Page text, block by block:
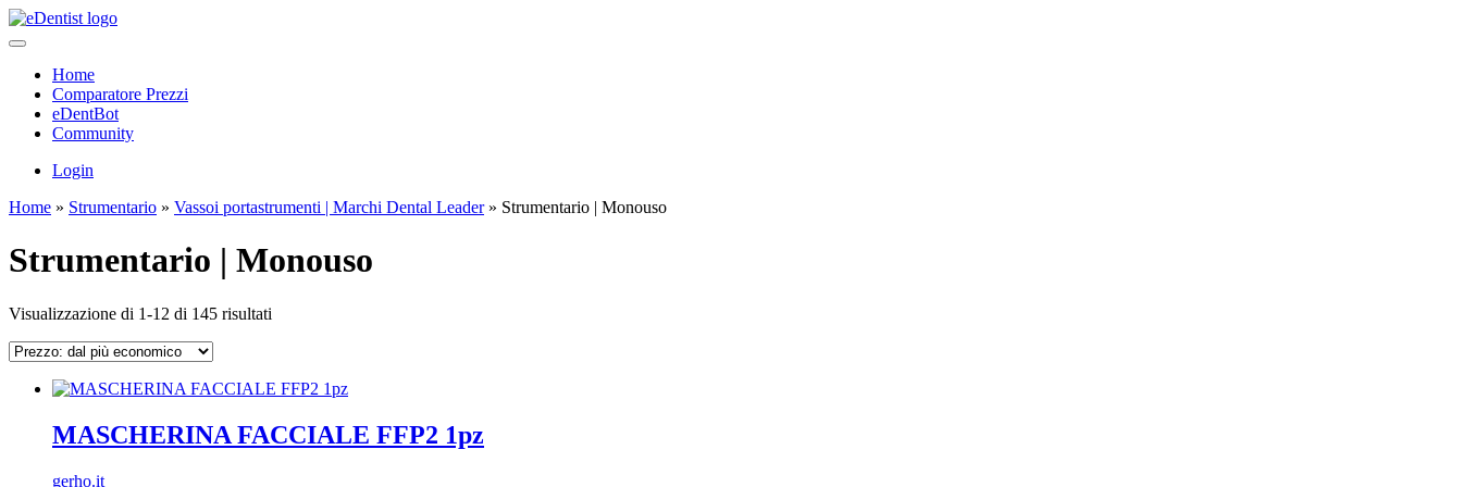
Home
Comparatore Prezzi
eDentBot
Community
Login
Home » Strumentario » Vassoi portastrumenti | Marchi Dental Leader» Strumentario | Monouso
Strumentario | Monouso
Visualizzazione di 1-12 di 145 risultati
MASCHERINA FACCIALE FFP2 1pz
gerho.it